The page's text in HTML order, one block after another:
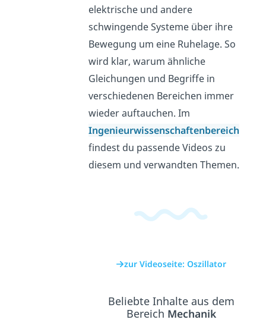
elektrische und andere
schwingende Systeme über ihre
Bewegung um eine Ruhelage. So
wird klar, warum ähnliche
Gleichungen und Begriffe in
verschiedenen Bereichen immer
wieder auftauchen. Im
Ingenieurwissenschaftenbereich
findest du passende Videos zu
diesem und verwandten Themen.
zur Videoseite: Oszillator
Beliebte Inhalte aus dem
Bereich Mechanik